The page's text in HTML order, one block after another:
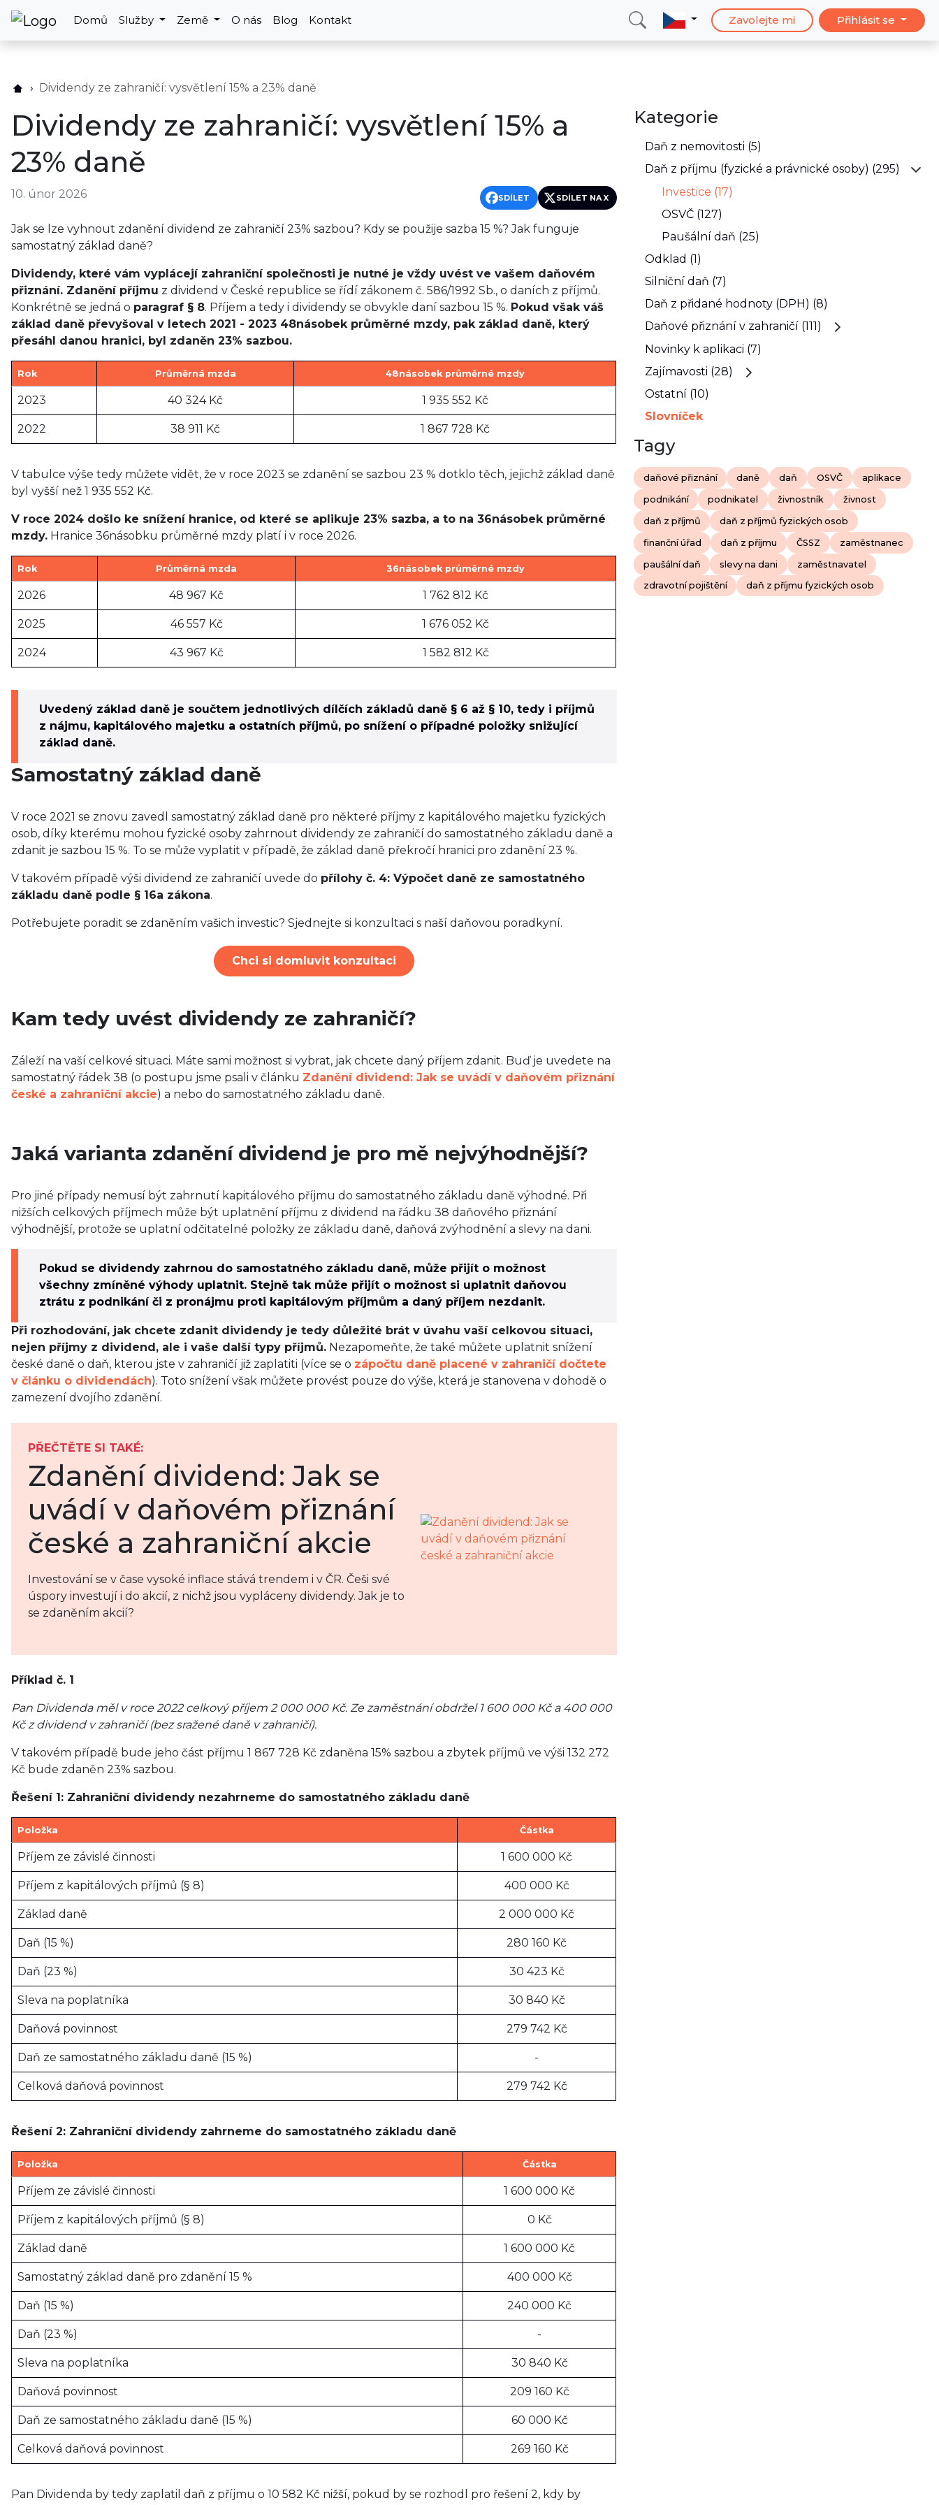
Domů Služby Země O nás Blog Kontakt Zavolejte mi Přihlásit se
Dividendy ze zahraničí: vysvětlení 15% a 23% daně
Dividendy ze zahraničí: vysvětlení 15% a
23% daně
10. únor 2026 SDÍLET SDÍLET NA X
Jak se lze vyhnout zdanění dividend ze zahraničí 23% sazbou? Kdy se použije sazba 15 %? Jak funguje
samostatný základ daně?
Dividendy, které vám vyplácejí zahraniční společnosti je nutné je vždy uvést ve vašem daňovém
přiznání. Zdanění příjmu z dividend v České republice se řídí zákonem č. 586/1992 Sb., o daních z příjmů.
Konkrétně se jedná o paragraf § 8. Příjem a tedy i dividendy se obvykle daní sazbou 15 %. Pokud však váš
základ daně převyšoval v letech 2021 - 2023 48násobek průměrné mzdy, pak základ daně, který
přesáhl danou hranici, byl zdaněn 23% sazbou.
Rok Průměrná mzda 48násobek průměrné mzdy
2023 40 324 Kč 1 935 552 Kč
2022 38 911 Kč 1 867 728 Kč
V tabulce výše tedy můžete vidět, že v roce 2023 se zdanění se sazbou 23 % dotklo těch, jejichž základ daně
byl vyšší než 1 935 552 Kč.
V roce 2024 došlo ke snížení hranice, od které se aplikuje 23% sazba, a to na 36násobek průměrné
mzdy. Hranice 36násobku průměrné mzdy platí i v roce 2026.
Rok Průměrná mzda 36násobek průměrné mzdy
2026 48 967 Kč 1 762 812 Kč
2025 46 557 Kč 1 676 052 Kč
2024 43 967 Kč 1 582 812 Kč
Uvedený základ daně je součtem jednotlivých dílčích základů daně § 6 až § 10, tedy i příjmů
z nájmu, kapitálového majetku a ostatních příjmů, po snížení o případné položky snižující
základ daně.
Samostatný základ daně
V roce 2021 se znovu zavedl samostatný základ daně pro některé příjmy z kapitálového majetku fyzických
osob, díky kterému mohou fyzické osoby zahrnout dividendy ze zahraničí do samostatného základu daně a
zdanit je sazbou 15 %. To se může vyplatit v případě, že základ daně překročí hranici pro zdanění 23 %.
V takovém případě výši dividend ze zahraničí uvede do přílohy č. 4: Výpočet daně ze samostatného
základu daně podle § 16a zákona.
Potřebujete poradit se zdaněním vašich investic? Sjednejte si konzultaci s naší daňovou poradkyní.
Chci si domluvit konzultaci
Kam tedy uvést dividendy ze zahraničí?
Záleží na vaší celkové situaci. Máte sami možnost si vybrat, jak chcete daný příjem zdanit. Buď je uvedete na
samostatný řádek 38 (o postupu jsme psali v článku Zdanění dividend: Jak se uvádí v daňovém přiznání
české a zahraniční akcie) a nebo do samostatného základu daně.
Jaká varianta zdanění dividend je pro mě nejvýhodnější?
Pro jiné případy nemusí být zahrnutí kapitálového příjmu do samostatného základu daně výhodné. Při
nižších celkových příjmech může být uplatnění příjmu z dividend na řádku 38 daňového přiznání
výhodnější, protože se uplatní odčitatelné položky ze základu daně, daňová zvýhodnění a slevy na dani.
Pokud se dividendy zahrnou do samostatného základu daně, může přijít o možnost
všechny zmíněné výhody uplatnit. Stejně tak může přijít o možnost si uplatnit daňovou
ztrátu z podnikání či z pronájmu proti kapitálovým příjmům a daný příjem nezdanit.
Při rozhodování, jak chcete zdanit dividendy je tedy důležité brát v úvahu vaší celkovou situaci,
nejen příjmy z dividend, ale i vaše další typy příjmů. Nezapomeňte, že také můžete uplatnit snížení
české daně o daň, kterou jste v zahraničí již zaplatiti (více se o zápočtu daně placené v zahraničí dočtete
v článku o dividendách). Toto snížení však můžete provést pouze do výše, která je stanovena v dohodě o
zamezení dvojího zdanění.
PŘEČTĚTE SI TAKÉ:
Zdanění dividend: Jak se
uvádí v daňovém přiznání
české a zahraniční akcie
Investování se v čase vysoké inflace stává trendem i v ČR. Češi své
úspory investují i do akcií, z nichž jsou vypláceny dividendy. Jak je to
se zdaněním akcií?
Příklad č. 1
Pan Dividenda měl v roce 2022 celkový příjem 2 000 000 Kč. Ze zaměstnání obdržel 1 600 000 Kč a 400 000
Kč z dividend v zahraničí (bez sražené daně v zahraničí).
V takovém případě bude jeho část příjmu 1 867 728 Kč zdaněna 15% sazbou a zbytek příjmů ve výši 132 272
Kč bude zdaněn 23% sazbou.
Řešení 1: Zahraniční dividendy nezahrneme do samostatného základu daně
Položka Částka
Příjem ze závislé činnosti 1 600 000 Kč
Příjem z kapitálových příjmů (§ 8) 400 000 Kč
Základ daně 2 000 000 Kč
Daň (15 %) 280 160 Kč
Daň (23 %) 30 423 Kč
Sleva na poplatníka 30 840 Kč
Daňová povinnost 279 742 Kč
Daň ze samostatného základu daně (15 %) -
Celková daňová povinnost 279 742 Kč
Řešení 2: Zahraniční dividendy zahrneme do samostatného základu daně
Položka Částka
Příjem ze závislé činnosti 1 600 000 Kč
Příjem z kapitálových příjmů (§ 8) 0 Kč
Základ daně 1 600 000 Kč
Samostatný základ daně pro zdanění 15 % 400 000 Kč
Daň (15 %) 240 000 Kč
Daň (23 %) -
Sleva na poplatníka 30 840 Kč
Daňová povinnost 209 160 Kč
Daň ze samostatného základu daně (15 %) 60 000 Kč
Celková daňová povinnost 269 160 Kč
Pan Dividenda by tedy zaplatil daň z příjmu o 10 582 Kč nižší, pokud by se rozhodl pro řešení 2, kdy by
Kategorie
Daň z nemovitosti (5)
Daň z příjmu (fyzické a právnické osoby) (295)
Investice (17)
OSVČ (127)
Paušální daň (25)
Odklad (1)
Silniční daň (7)
Daň z přidané hodnoty (DPH) (8)
Daňové přiznání v zahraničí (111)
Novinky k aplikaci (7)
Zajímavosti (28)
Ostatní (10)
Slovníček
Tagy
daňové přiznání daně daň OSVČ aplikace
podnikání podnikatel živnostník živnost
daň z příjmů daň z příjmů fyzických osob
finanční úřad daň z příjmu ČSSZ zaměstnanec
paušální daň slevy na dani zaměstnavatel
zdravotní pojištění daň z příjmu fyzických osob